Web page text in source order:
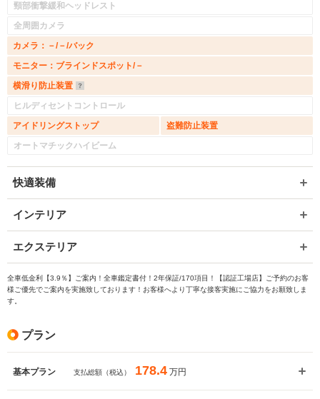
頸部衝撃緩和ヘッドレスト
全周囲カメラ
カメラ：－/－/バック
モニター：ブラインドスポット/－
横滑り防止装置
ヒルディセントコントロール
アイドリングストップ
盗難防止装置
オートマチックハイビーム
快適装備
インテリア
エクステリア
全車低金利【3.9％】ご案内！全車鑑定書付！2年保証/170項目！【認証工場店】ご予約のお客
様ご優先でご案内を実施致しております！お客様へより丁寧な接客実施にご協力をお願致しま
す。
プラン
基本プラン 支払総額（税込） 178.4 万円